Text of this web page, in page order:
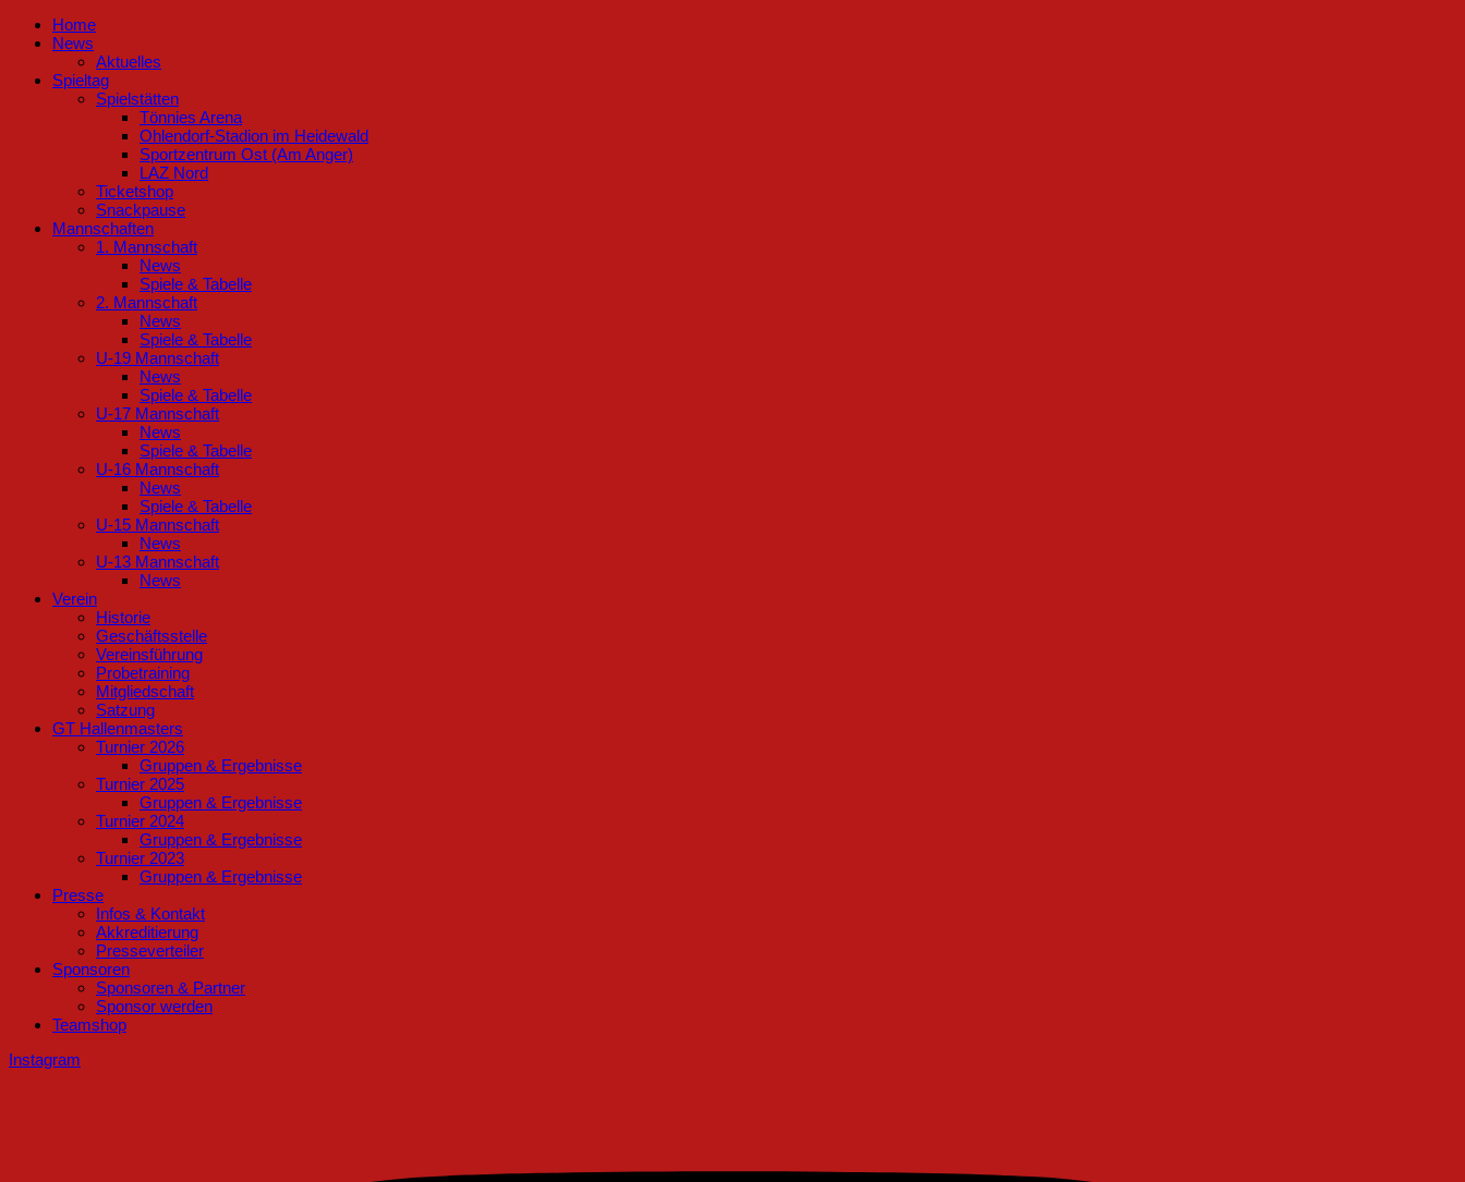
Home
News
Aktuelles
Spieltag
Spielstätten
Tönnies Arena
Ohlendorf-Stadion im Heidewald
Sportzentrum Ost (Am Anger)
LAZ Nord
Ticketshop
Snackpause
Mannschaften
1. Mannschaft
News
Spiele & Tabelle
2. Mannschaft
News
Spiele & Tabelle
U-19 Mannschaft
News
Spiele & Tabelle
U-17 Mannschaft
News
Spiele & Tabelle
U-16 Mannschaft
News
Spiele & Tabelle
U-15 Mannschaft
News
U-13 Mannschaft
News
Verein
Historie
Geschäftsstelle
Vereinsführung
Probetraining
Mitgliedschaft
Satzung
GT Hallenmasters
Turnier 2026
Gruppen & Ergebnisse
Turnier 2025
Gruppen & Ergebnisse
Turnier 2024
Gruppen & Ergebnisse
Turnier 2023
Gruppen & Ergebnisse
Presse
Infos & Kontakt
Akkreditierung
Presseverteiler
Sponsoren
Sponsoren & Partner
Sponsor werden
Teamshop
Instagram